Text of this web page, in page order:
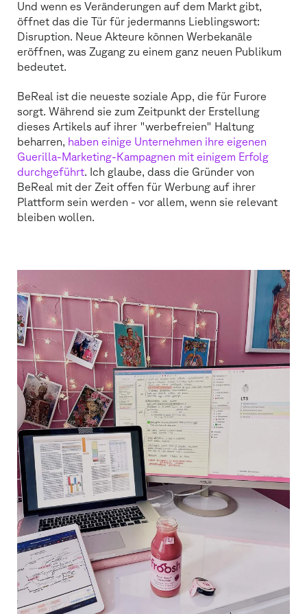
Und wenn es Veränderungen auf dem Markt gibt,
öffnet das die Tür für jedermanns Lieblingswort:
Disruption. Neue Akteure können Werbekanäle
eröffnen, was Zugang zu einem ganz neuen Publikum
bedeutet.
BeReal ist die neueste soziale App, die für Furore
sorgt. Während sie zum Zeitpunkt der Erstellung
dieses Artikels auf ihrer "werbefreien" Haltung
beharren, haben einige Unternehmen ihre eigenen
Guerilla-Marketing-Kampagnen mit einigem Erfolg
durchgeführt. Ich glaube, dass die Gründer von
BeReal mit der Zeit offen für Werbung auf ihrer
Plattform sein werden - vor allem, wenn sie relevant
bleiben wollen.